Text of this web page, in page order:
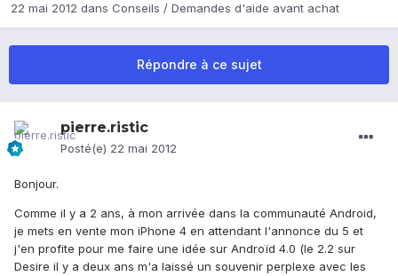
22 mai 2012 dans Conseils / Demandes d'aide avant achat
Répondre à ce sujet
pierre.ristic
Posté(e) 22 mai 2012
Bonjour.
Comme il y a 2 ans, à mon arrivée dans la communauté Android,
je mets en vente mon iPhone 4 en attendant l'annonce du 5 et
j'en profite pour me faire une idée sur Androïd 4.0 (le 2.2 sur
Desire il y a deux ans m'a laissé un souvenir perplexe avec les